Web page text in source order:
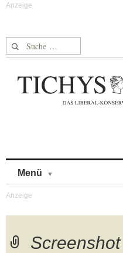
Suche nach:
Menü
Screenshot